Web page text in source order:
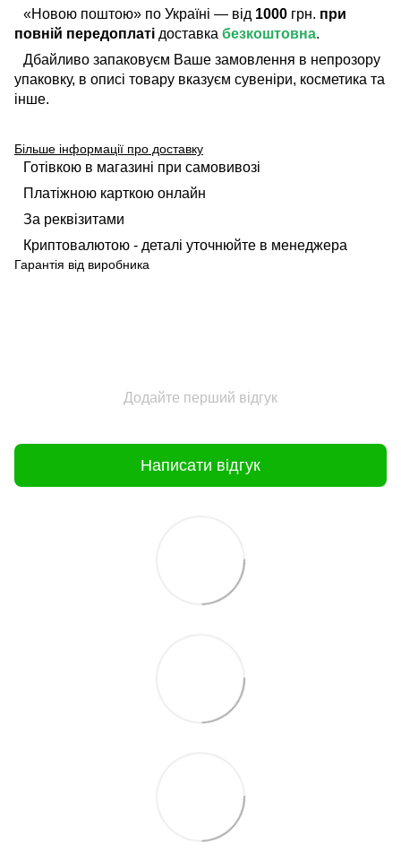
«Новою поштою» по Україні — від 1000 грн. при
повній передоплаті доставка безкоштовна.
Дбайливо запаковуєм Ваше замовлення в непрозору
упаковку, в описі товару вказуєм сувеніри, косметика та
інше.
Більше інформації про доставку
Готівкою в магазині при самовивозі
Платіжною карткою онлайн
За реквізитами
Криптовалютою - деталі уточнюйте в менеджера
Гарантія від виробника
Додайте перший відгук
Написати відгук